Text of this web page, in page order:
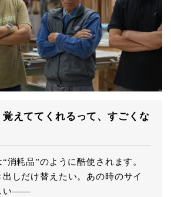
覚えててくれるって、すごくな
消耗品”のように酷使されます。
しだけ替えたい。あの時のサイ
い――